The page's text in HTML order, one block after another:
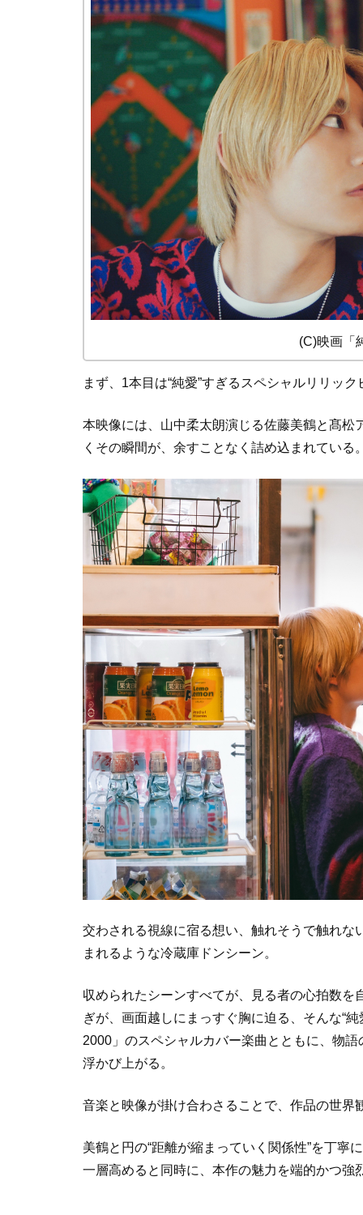
(C)映画「
まず、1本目は“純愛”すぎるスペシャルリリック
本映像には、山中柔太朗演じる佐藤美鶴と髙
くその瞬間が、余すことなく詰め込まれている
交わされる視線に宿る想い、触れそうで触れ
まれるような冷蔵庫ドンシーン。
収められたシーンすべてが、見る者の心拍数
ぎが、画面越しにまっすぐ胸に迫る、そんな“
2000」のスペシャルカバー楽曲とともに、物
浮かび上がる。
音楽と映像が掛け合わさることで、作品の世
美鶴と円の“距離が縮まっていく関係性”を丁寧
一層高めると同時に、本作の魅力を端的かつ強